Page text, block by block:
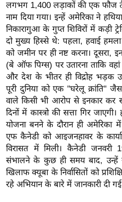
ज
ब्री
फ
म
नो
रं
ज
न
ज
ग
त
बॉ
ली
वु
लगभग 1,400 लड़ाकों की एक फौज
नाम दिया गया। इन्हें अमेरिका ने
निकारागुआ के गुप्त शिविरों में कड़ी
दो मुख्य हिस्से थे: पहला, हवाई
को जमीन पर ही नष्ट करना। दूसरा,
(बे ऑफ पिग्स) पर उतारना ताकि
और देश के भीतर ही विद्रोह भड़क
पूरी दुनिया को एक "घरेलू क्रांति"
वाले किसी भी आरोप से इनकार कर
दिनों में कास्त्रो की सत्ता गिर
योजना बनने के दौरान ही अमेरिका
एफ कैनेडी को आइजनहावर के
विरासत में मिली। कैनेडी जनवरी
संभालने के कुछ ही समय बाद, उन्हें
खिलाफ क्यूबा के निर्वासितों को
रहे अभियान के बारे में जानकारी दी